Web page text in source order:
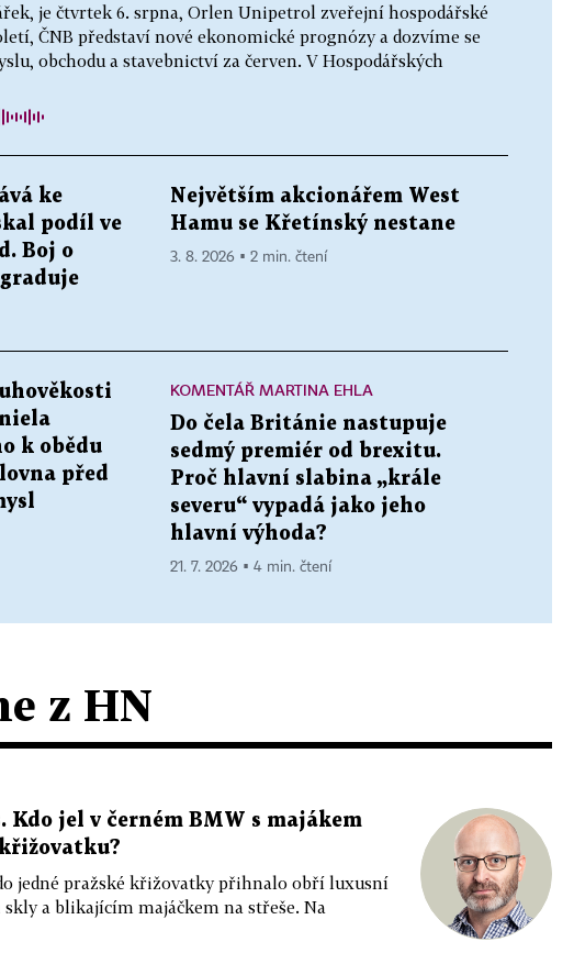
je čtvrtek 6. srpna, Orlen Unipetrol zveřejní hospodářské
ČNB představí nové ekonomické prognózy a dozvíme se
obchodu a stavebnictví za červen. V Hospodářských
ke
podíl ve
Boj o
Největším akcionářem West
Hamu se Křetínský nestane
3. 8. 2026 ▪ 2 min. čtení
k obědu
před
KOMENTÁŘ MARTINA EHLA
Do čela Británie nastupuje
sedmý premiér od brexitu.
Proč hlavní slabina „krále
severu“ vypadá jako jeho
hlavní výhoda?
21. 7. 2026 ▪ 4 min. čtení
z HN
Kdo jel v černém BMW s majákem
jedné pražské křižovatky přihnalo obří luxusní
a blikajícím majáčkem na střeše. Na